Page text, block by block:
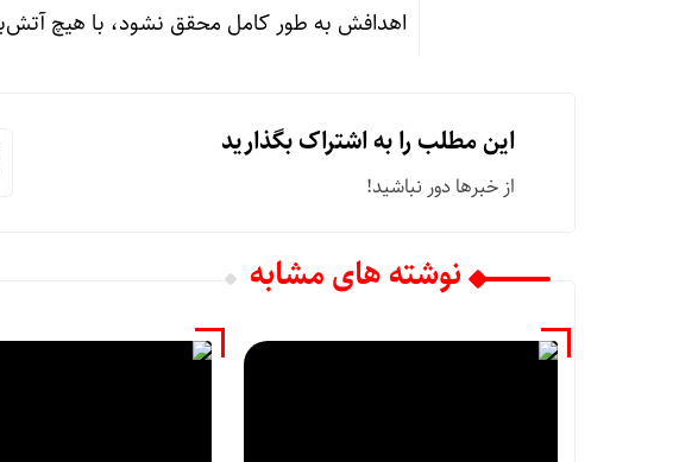
اهدافش به طور کامل محقق نشود، با هیچ
این مطلب را به اشتراک بگذارید
از خبرها دور نباشید!
نوشته های مشابه